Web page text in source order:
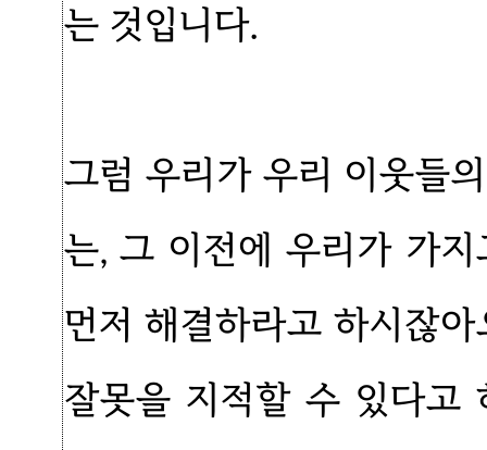
는 것입니다.
그럼 우리가 우리 이웃들
는, 그 이전에 우리가 가
먼저 해결하라고 하시잖
잘못을 지적할 수 있다고